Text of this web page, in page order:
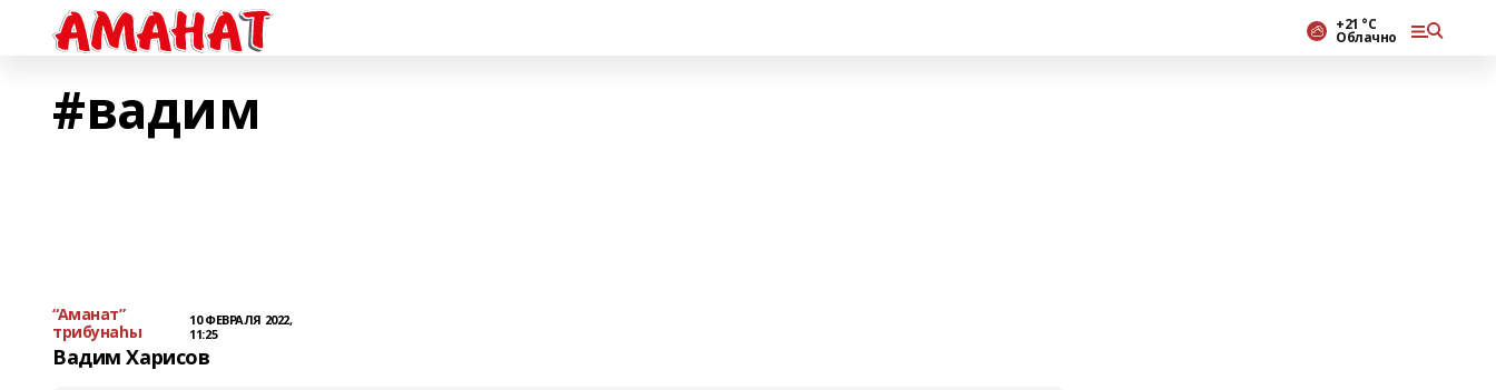
+21 °С
Облачно
#вадим
“Аманат”
трибунаһы
10 ФЕВРАЛЯ 2022,
11:25
Вадим Харисов